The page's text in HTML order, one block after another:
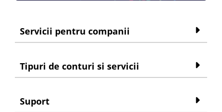
Servicii pentru companii
Tipuri de conturi si servicii
Suport